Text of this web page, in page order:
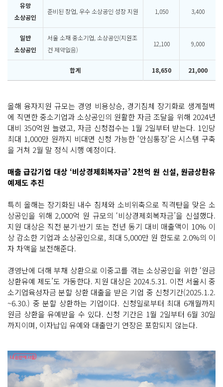
유망
소상공인
준비된 창업, 우수 소상공인 성장 지원 1,050 3,400
일반
소상공인
서울 소재 중소기업, 소상공인(지원조
건 제약없음)
12,100 9,000
합계 18,650 21,000
올해 융자지원 규모는 경영 비용상승, 경기침체 장기화로 생계절벽
에 직면한 중소기업과 소상공인의 원활한 자금 조달을 위해 2024년
대비 350억원 늘렸고, 자금 신청접수는 1월 2일부터 받는다. 1인당
최대 1,000만 원까지 비대면 신청 가능한 ‘안심통장’은 시스템 구축
을 거쳐 2월 말 정식 시행 예정이다.
매출 급감기업 대상 ‘비상경제회복자금’ 2천억 원 신설, 원금상환유
예제도 추진
특히 올해는 장기화된 내수 침체와 소비위축으로 직격탄을 맞은 소
상공인을 위해 2,000억 원 규모의 ‘비상경제회복자금’을 신설했다.
지원 대상은 직전 분기·반기 또는 전년 동기 대비 매출액이 10% 이
상 감소한 기업과 소상공인으로, 최대 5,000만 원 한도로 2.0%의 이
자 차액을 보전해준다.
경영난에 더해 부채 상환으로 이중고를 겪는 소상공인을 위한 ‘원금
상환유예 제도’도 가동한다. 지원 대상은 2024.5.31. 이전 서울시 중
소기업육성자금 분할 상환 대출을 받은 기업 중 신청기간(2025.1.2.
~6.30.) 중 분할 상환하는 기업이다. 신청일로부터 최대 6개월까지
원금 상환을 유예받을 수 있다. 신청 기간은 1월 2일부터 6월 30일
까지이며, 이자납입 유예와 대출만기 연장은 포함되지 않는다.